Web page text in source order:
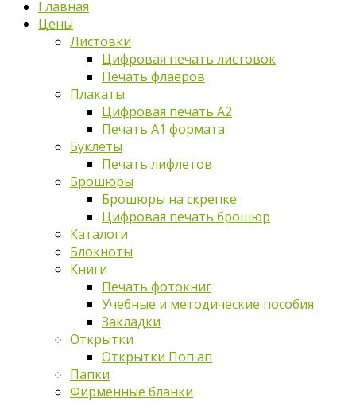
Главная
Цены
Листовки
Цифровая печать листовок
Печать флаеров
Плакаты
Цифровая печать А2
Печать А1 формата
Буклеты
Печать лифлетов
Брошюры
Брошюры на скрепке
Цифровая печать брошюр
Каталоги
Блокноты
Книги
Печать фотокниг
Учебные и методические пособия
Закладки
Открытки
Открытки Поп ап
Папки
Фирменные бланки